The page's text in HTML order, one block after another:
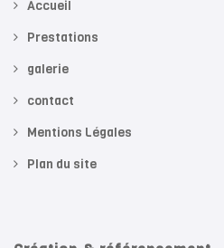
Accueil
Prestations
galerie
contact
Mentions Légales
Plan du site